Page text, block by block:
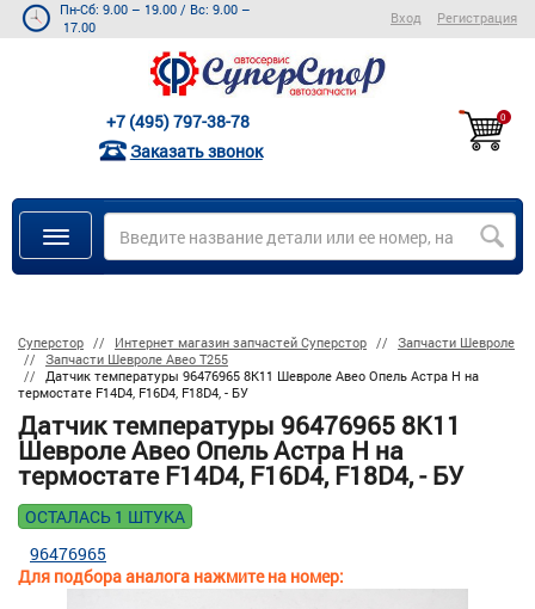
Пн-Сб: 9.00 – 19.00 / Вс: 9.00 –
17.00
Вход Регистрация
+7 (495) 797-38-78
Заказать звонок
0
Суперстор Интернет магазин запчастей Суперстор
Запчасти Шевроле
Запчасти Шевроле Авео Т255
Датчик температуры 96476965 8K11 Шевроле Авео Опель Астра H на
термостате F14D4, F16D4, F18D4, - БУ
Датчик температуры 96476965 8K11
Шевроле Авео Опель Астра H на
термостате F14D4, F16D4, F18D4, - БУ
ОСТАЛАСЬ 1 ШТУКА
Для подбора аналога нажмите на номер:
96476965